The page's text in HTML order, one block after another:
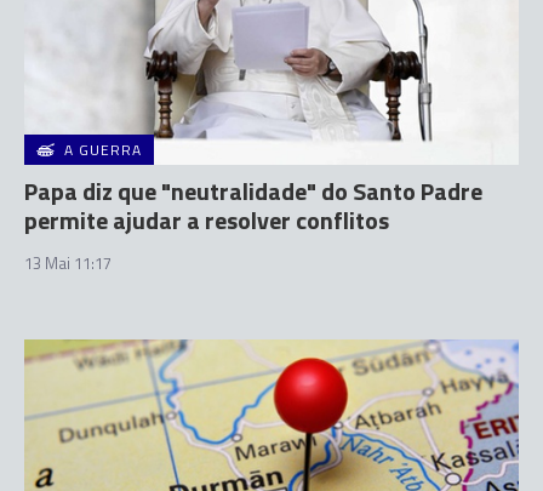
A GUERRA
Papa diz que "neutralidade" do Santo Padre
permite ajudar a resolver conflitos
13 Mai 11:17